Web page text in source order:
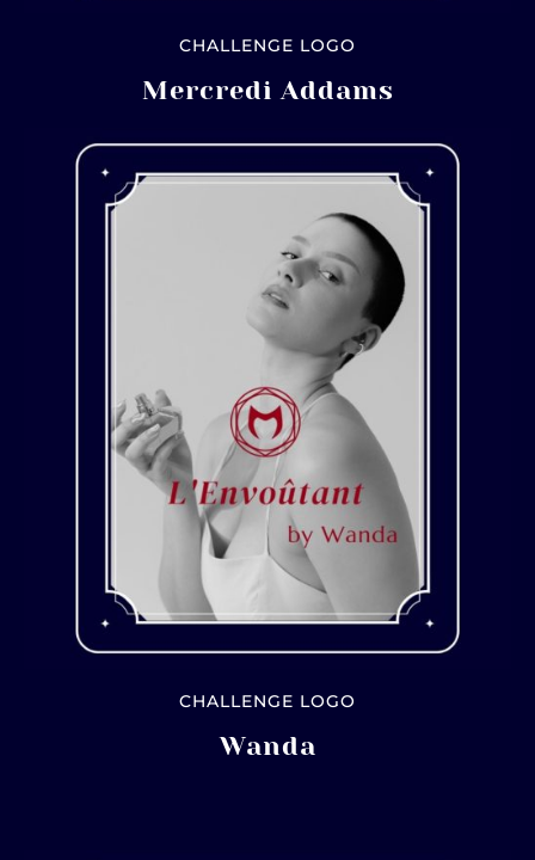
CHALLENGE LOGO
Mercredi Addams
CHALLENGE LOGO
Wanda